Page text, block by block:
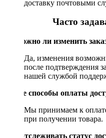
доставку почтовыми
Часто
Возможно ли изменить
Да, изменения
после подтверждения
нашей службой
Какие способы оплаты
Мы принимаем к
при получении товара.
Как отслеживать статус